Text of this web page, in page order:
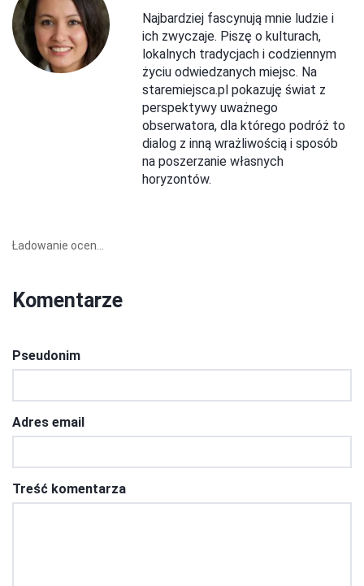
Najbardziej fascynują mnie ludzie i
ich zwyczaje. Piszę o kulturach,
lokalnych tradycjach i codziennym
życiu odwiedzanych miejsc. Na
staremiejsca.pl pokazuję świat z
perspektywy uważnego
obserwatora, dla którego podróż to
dialog z inną wrażliwością i sposób
na poszerzanie własnych
horyzontów.
Ładowanie ocen...
Komentarze
Pseudonim
Adres email
Treść komentarza